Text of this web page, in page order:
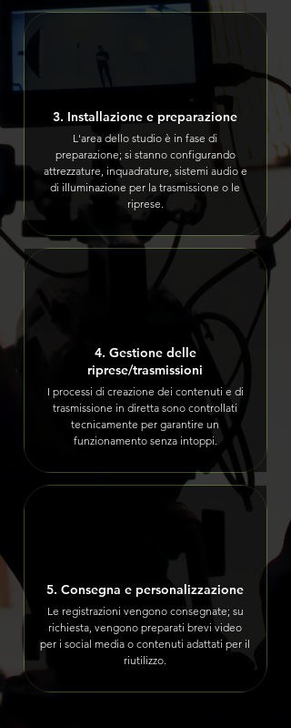
3. Installazione e preparazione
L'area dello studio è in fase di
preparazione; si stanno configurando
attrezzature, inquadrature, sistemi audio e
di illuminazione per la trasmissione o le
riprese.
4. Gestione delle
riprese/trasmissioni
I processi di creazione dei contenuti e di
trasmissione in diretta sono controllati
tecnicamente per garantire un
funzionamento senza intoppi.
5. Consegna e personalizzazione
Le registrazioni vengono consegnate; su
richiesta, vengono preparati brevi video
per i social media o contenuti adattati per il
riutilizzo.